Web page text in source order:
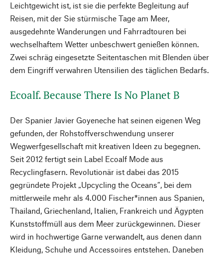
Leichtgewicht ist, ist sie die perfekte Begleitung auf
Reisen, mit der Sie stürmische Tage am Meer,
ausgedehnte Wanderungen und Fahrradtouren bei
wechselhaftem Wetter unbeschwert genießen können.
Zwei schräg eingesetzte Seitentaschen mit Blenden über
dem Eingriff verwahren Utensilien des täglichen Bedarfs.
Ecoalf. Because There Is No Planet B
Der Spanier Javier Goyeneche hat seinen eigenen Weg
gefunden, der Rohstoffverschwendung unserer
Wegwerfgesellschaft mit kreativen Ideen zu begegnen.
Seit 2012 fertigt sein Label Ecoalf Mode aus
Recyclingfasern. Revolutionär ist dabei das 2015
gegründete Projekt „Upcycling the Oceans“, bei dem
mittlerweile mehr als 4.000 Fischer*innen aus Spanien,
Thailand, Griechenland, Italien, Frankreich und Ägypten
Kunststoffmüll aus dem Meer zurückgewinnen. Dieser
wird in hochwertige Garne verwandelt, aus denen dann
Kleidung, Schuhe und Accessoires entstehen. Daneben